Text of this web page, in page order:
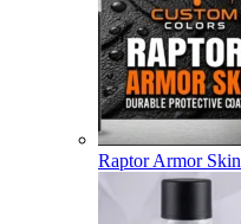
Raptor Armor Skin